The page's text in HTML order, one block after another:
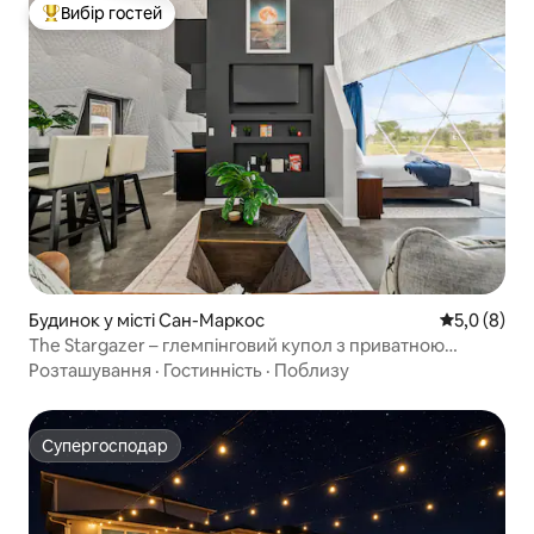
Топ вибір гостей
Вибір гостей
Будинок у місті Сан-Маркос Середня
5,0 (8)
The Stargazer – глемпінговий купол з приватною
джакузі
Розташування · Гостинність · Поблизу
Супергосподар
Супергосподар